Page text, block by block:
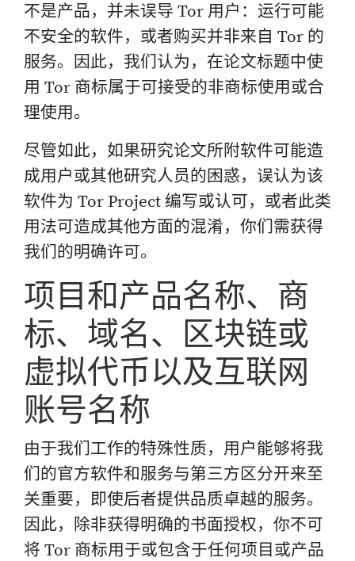
不是产品，并未误导 Tor 用户：运行可能
不安全的软件，或者购买并非来自 Tor 的
服务。因此，我们认为，在论文标题中使
用 Tor 商标属于可接受的非商标使用或合
理使用。
尽管如此，如果研究论文所附软件可能造
成用户或其他研究人员的困惑，误认为该
软件为 Tor Project 编写或认可，或者此类
用法可造成其他方面的混淆，你们需获得
我们的明确许可。
项目和产品名称、商
标、域名、区块链或
虚拟代币以及互联网
账号名称
由于我们工作的特殊性质，用户能够将我
们的官方软件和服务与第三方区分开来至
关重要，即使后者提供品质卓越的服务。
因此，除非获得明确的书面授权，你不可
将 Tor 商标用于或包含于任何项目或产品